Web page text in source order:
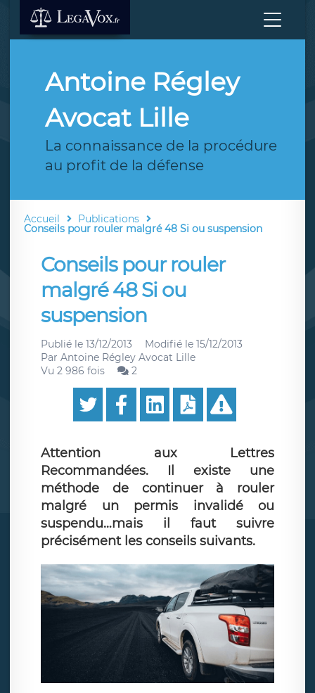
Antoine Régley
Avocat Lille
La connaissance de la procédure
au profit de la défense
Accueil Publications
Conseils pour rouler malgré 48 Si ou suspension
Conseils pour rouler
malgré 48 Si ou
suspension
Publié le 13/12/2013 Modifié le 15/12/2013
Par Antoine Régley Avocat Lille
Vu 2 986 fois
2
Attention aux Lettres
Recommandées. Il existe une
méthode de continuer à rouler
malgré un permis invalidé ou
suspendu…mais il faut suivre
précisément les conseils suivants.